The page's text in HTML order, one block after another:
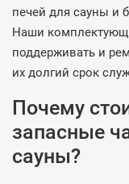
печей для сауны и
Наши
поддерживать и
их долгий срок
Почему
запасные
сауны?